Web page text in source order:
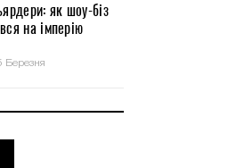
як шоу-біз
на імперію
Березня